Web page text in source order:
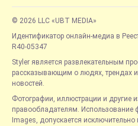
© 2026 LLC «UBT MEDIA»
Идентификатор онлайн-медиа в
R40-05347
Styler является развлекательным
рассказывающим о людях, трендах и
новостей.
Фотографии, иллюстрации и другие
правообладателям. Использование
Images, допускается